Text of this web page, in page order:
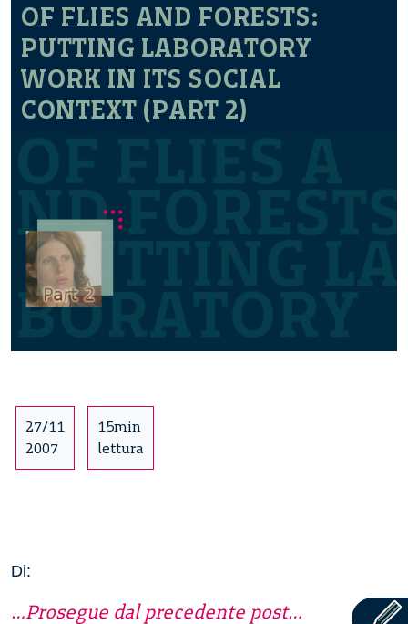
OF FLIES AND FORESTS:
PUTTING LABORATORY
WORK IN ITS SOCIAL
CONTEXT (PART 2)
27/11
2007
15min
lettura
Di:
…Prosegue dal precedente post…